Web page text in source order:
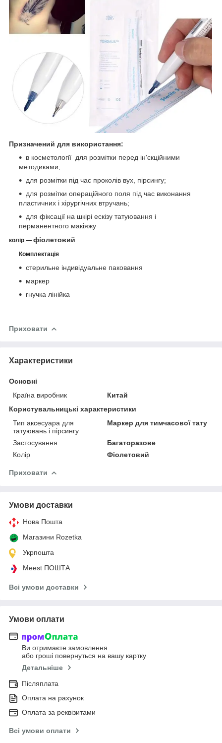
Призначений для використання:
в косметології для розмітки перед ін'єкційними
методиками;
для розмітки під час проколів вух, пірсингу;
для розмітки операційного поля під час виконання
пластичних і хірургічних втручань;
для фіксації на шкірі ескізу татуювання і
перманентного макіяжу
колір — фіолетовий
Комплектація
стерильне індивідуальне паковання
маркер
гнучка лінійка
Приховати
Характеристики
Основні
Країна виробник
Китай
Користувальницькі характеристики
Тип аксесуара для
татуювань і пірсингу
Маркер для тимчасової тату
Застосування
Багаторазове
Колір
Фіолетовий
Приховати
Умови доставки
Нова Пошта
Магазини Rozetka
Укрпошта
Meest ПОШТА
Всі умови доставки
Умови оплати
Ви отримаєте замовлення
або гроші повернуться на вашу картку
Детальніше
Післяплата
Оплата на рахунок
Оплата за реквізитами
Всі умови оплати